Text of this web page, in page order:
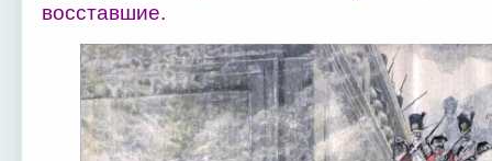
восставшие.